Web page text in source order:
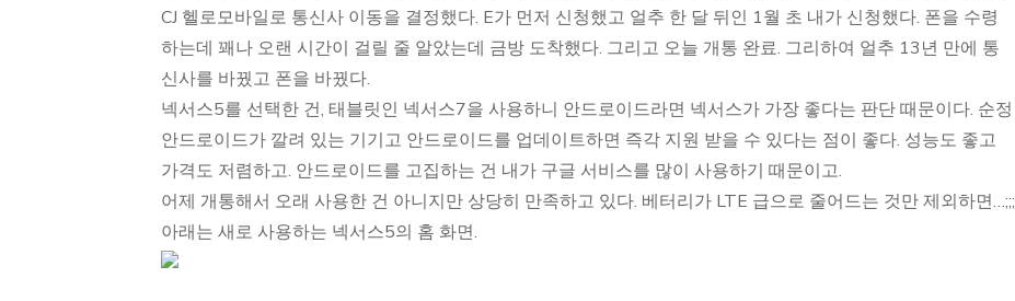
CJ 헬로모바일로 통신사 이동을 결정했다. E가 먼저 신청했고 얼추 한 달 뒤인 1월 초 내가 신청했다. 폰을 수령
하는데 꽤나 오랜 시간이 걸릴 줄 알았는데 금방 도착했다. 그리고 오늘 개통 완료. 그리하여 얼추 13년 만에 통
신사를 바꿨고 폰을 바꿨다.
넥서스5를 선택한 건, 태블릿인 넥서스7을 사용하니 안드로이드라면 넥서스가 가장 좋다는 판단 때문이다. 순정
안드로이드가 깔려 있는 기기고 안드로이드를 업데이트하면 즉각 지원 받을 수 있다는 점이 좋다. 성능도 좋고
가격도 저렴하고. 안드로이드를 고집하는 건 내가 구글 서비스를 많이 사용하기 때문이고.
어제 개통해서 오래 사용한 건 아니지만 상당히 만족하고 있다. 베터리가 LTE 급으로 줄어드는 것만 제외하면…;;;
아래는 새로 사용하는 넥서스5의 홈 화면.